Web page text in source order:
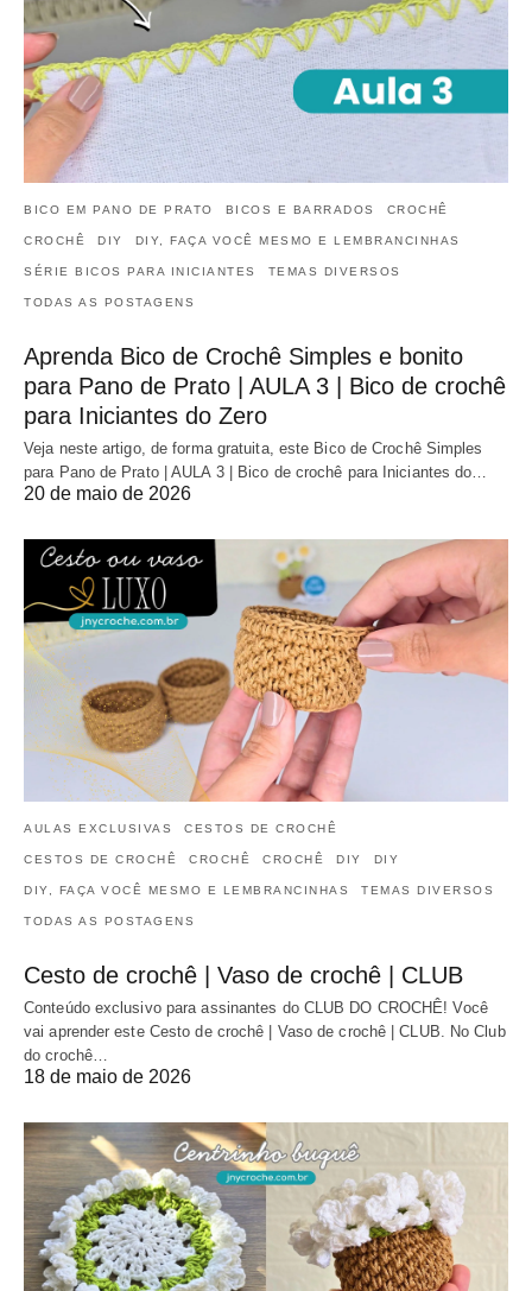
BICO EM PANO DE PRATO BICOS E BARRADOS CROCHÊ
CROCHÊ DIY DIY, FAÇA VOCÊ MESMO E LEMBRANCINHAS
SÉRIE BICOS PARA INICIANTES TEMAS DIVERSOS
TODAS AS POSTAGENS
Aprenda Bico de Crochê Simples e bonito
para Pano de Prato | AULA 3 | Bico de crochê
para Iniciantes do Zero
Veja neste artigo, de forma gratuita, este Bico de Crochê Simples
para Pano de Prato | AULA 3 | Bico de crochê para Iniciantes do…
20 de maio de 2026
AULAS EXCLUSIVAS CESTOS DE CROCHÊ
CESTOS DE CROCHÊ CROCHÊ CROCHÊ DIY DIY
DIY, FAÇA VOCÊ MESMO E LEMBRANCINHAS TEMAS DIVERSOS
TODAS AS POSTAGENS
Cesto de crochê | Vaso de crochê | CLUB
Conteúdo exclusivo para assinantes do CLUB DO CROCHÊ! Você
vai aprender este Cesto de crochê | Vaso de crochê | CLUB. No Club
do crochê…
18 de maio de 2026